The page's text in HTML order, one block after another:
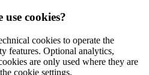
cookies?
cookies to operate the
features. Optional analytics,
are only used where they are
cookie settings.